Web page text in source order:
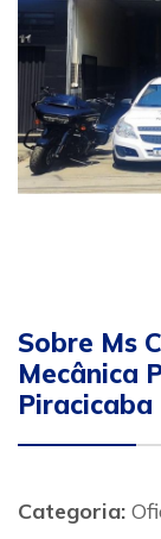
Sobre Ms
Mecânica
Piracicaba
Categoria: